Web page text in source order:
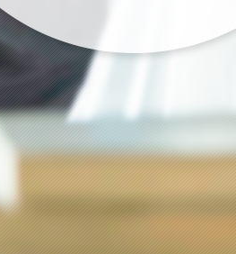
付けはお任せ下さい